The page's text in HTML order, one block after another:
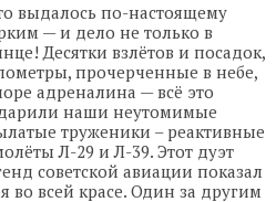
выдалось по-настоящему
— и дело не только в
Десятки взлётов и посадок,
прочерченные в небе,
адреналина — всё это
наши неутомимые
труженики – реактивные
Л-29 и Л-39. Этот дуэт
советской авиации показал
во всей красе. Один за другим